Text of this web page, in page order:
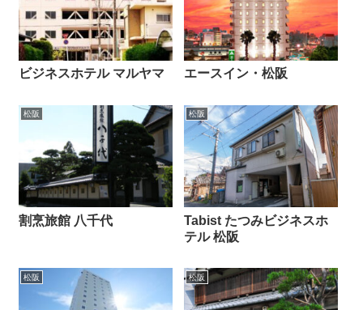
ビジネスホテル マルヤマ エースイン・松阪
松阪
割烹旅館 八千代
松阪
Tabist たつみビジネスホ
テル 松阪
松阪 松阪